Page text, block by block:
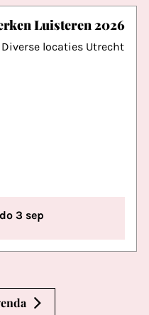
Luisteren 2026
Diverse locaties Utrecht
3 sep